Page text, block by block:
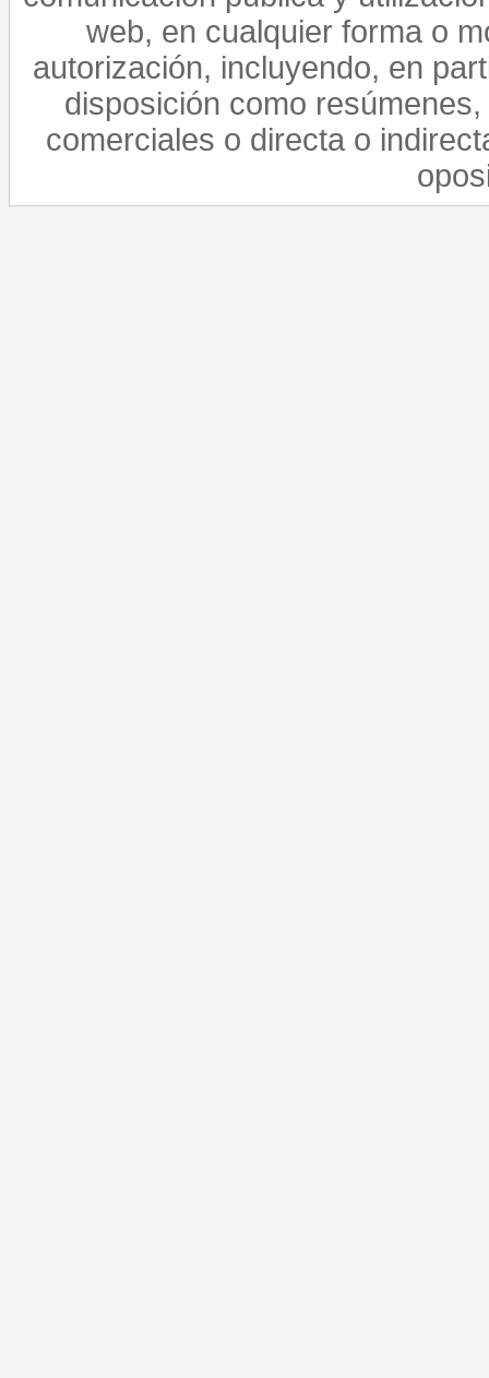
web, en cualquier forma o
autorización, incluyendo, en
disposición como
comerciales o directa o